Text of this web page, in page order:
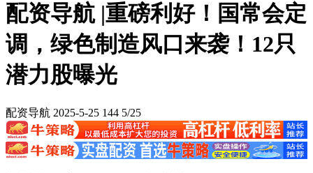
配资导航 |重磅利好！国常会定
调，绿色制造风口来袭！12只
潜力股曝光
配资导航 2025-5-25 144 5/25